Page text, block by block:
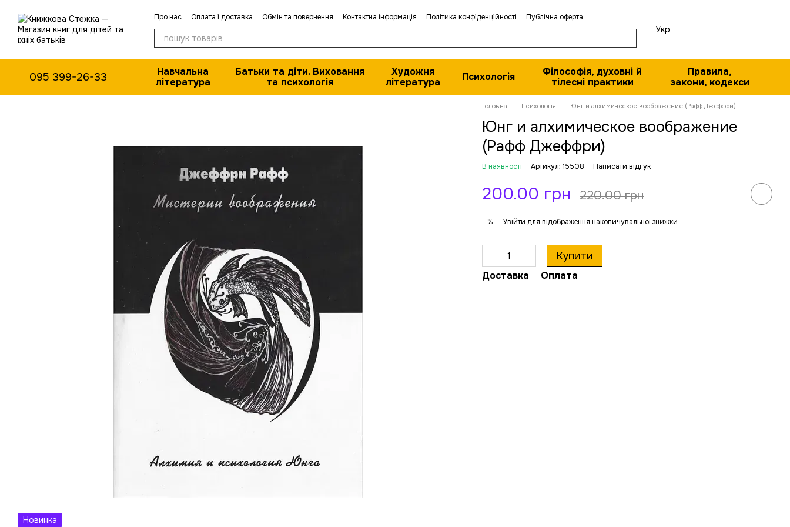
Про нас Оплата і доставка Обмін та повернення Контактна інформація Політика конфіденційності Публічна оферта
Укр
095 399-26-33
Навчальна
література
Батьки та діти. Виховання
та психологія
Художня
література
Психологія
Філософія, духовні й
тілесні практики
Правила,
закони, кодекси
Новинка
Головна Психологія Юнг и алхимическое воображение (Рафф Джеффри)
Юнг и алхимическое воображение
(Рафф Джеффри)
В наявності Артикул: 15508 Написати відгук
200.00 грн 220.00 грн
% Увійти для відображення накопичувальної знижки
Купити
Доставка Оплата